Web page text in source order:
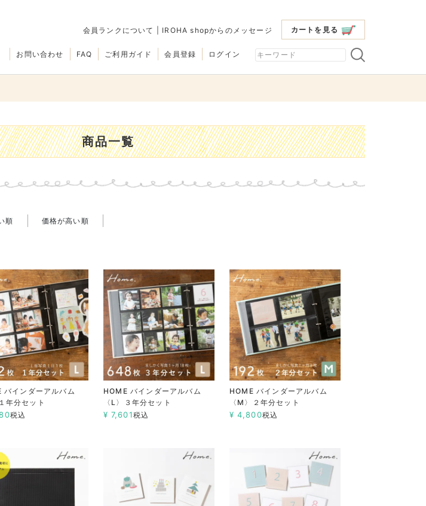
カートを見る
会員ランクについて IROHA shopからのメッセージ
会員登録 ログイン
ご利用ガイド
FAQ
お問い合わせ
商品一覧
順 価格が高い順
バインダーアルバム
年分セット
税込
HOME バインダーアルバム
〈L〉３年分セット
¥ 7,601税込
HOME バインダーアルバム
〈M〉２年分セット
¥ 4,800税込